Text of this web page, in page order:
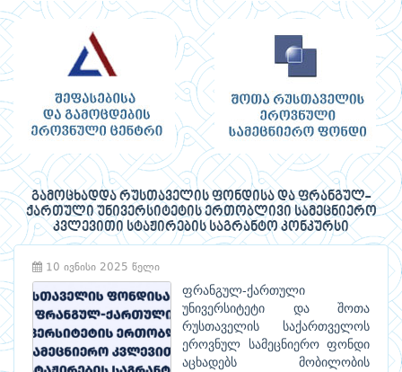
გამოცხადდა რუსთაველის ფონდისა და ფრანგულ-
ქართული უნივერსიტეტის ერთობლივი სამეცნიერო
კვლევითი სტაჟირების საგრანტო კონკურსი
10 ივნისი 2025 წელი
ფრანგულ-ქართული
უნივერსიტეტი და შოთა
რუსთაველის საქართველოს
ეროვნულ სამეცნიერო ფონდი
აცხადებს მობილობის